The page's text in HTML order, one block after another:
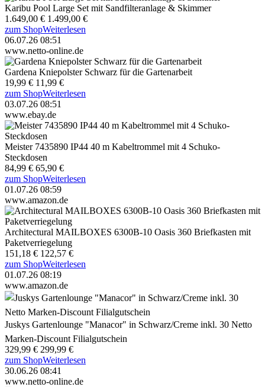
Karibu Pool Large Set mit Sandfilteranlage & Skimmer
1.649,00 € 1.499,00 €
zum ShopWeiterlesen
06.07.26 08:51
www.netto-online.de
Gardena Kniepolster Schwarz für die Gartenarbeit
19,99 € 11,99 €
zum ShopWeiterlesen
03.07.26 08:51
www.ebay.de
Meister 7435890 IP44 40 m Kabeltrommel mit 4 Schuko-
Steckdosen
84,99 € 65,90 €
zum ShopWeiterlesen
01.07.26 08:59
www.amazon.de
Architectural MAILBOXES 6300B-10 Oasis 360 Briefkasten mit
Paketverriegelung
151,18 € 122,57 €
zum ShopWeiterlesen
01.07.26 08:19
www.amazon.de
Juskys Gartenlounge "Manacor" in Schwarz/Creme inkl. 30 Netto
Marken-Discount Filialgutschein
329,99 € 299,99 €
zum ShopWeiterlesen
30.06.26 08:41
www.netto-online.de